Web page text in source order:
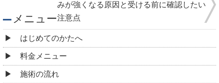
みが強くなる原因と受ける前に確認したい
注意点
メニュー
はじめてのかたへ
料金メニュー
施術の流れ